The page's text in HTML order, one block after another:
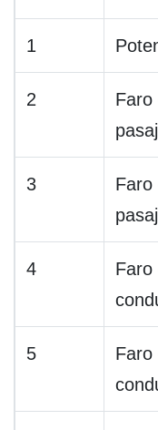
1
2
Faro
3
Faro
4
Faro
5
Faro